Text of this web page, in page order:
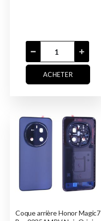
ACHETER
Coque arrière Honor Magic7